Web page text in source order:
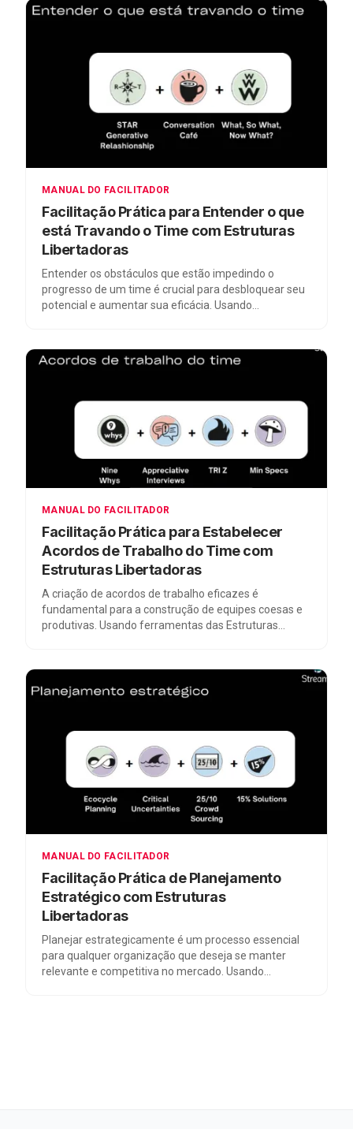
MANUAL DO FACILITADOR
Facilitação Prática para Entender o que
está Travando o Time com Estruturas
Libertadoras
Entender os obstáculos que estão impedindo o
progresso de um time é crucial para desbloquear seu
potencial e aumentar sua eficácia. Usando
So What, Now What?, os facilitadores podem guiar os
times a identificar, discutir e resolver os bloqueios que
MANUAL DO FACILITADOR
Facilitação Prática para Estabelecer
Acordos de Trabalho do Time com
Estruturas Libertadoras
A criação de acordos de trabalho eficazes é
fundamental para a construção de equipes coesas e
produtivas. Usando ferramentas das Estruturas
orientar os times na elaboração de acordos que
promovem a colaboração, a inovação e a confiança
MANUAL DO FACILITADOR
Facilitação Prática de Planejamento
Estratégico com Estruturas
Libertadoras
Planejar estrategicamente é um processo essencial
para qualquer organização que deseja se manter
relevante e competitiva no mercado. Usando